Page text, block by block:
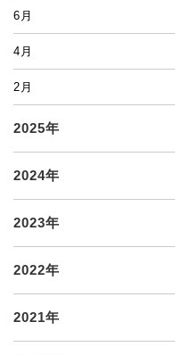
6月
4月
2月
2025年
2024年
2023年
2022年
2021年